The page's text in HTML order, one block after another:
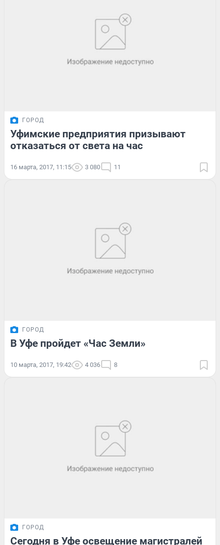
ГОРОД
Уфимские предприятия призывают
отказаться от света на час
16 марта, 2017, 11:15 3 080 11
ГОРОД
В Уфе пройдет «Час Земли»
10 марта, 2017, 19:42 4 036 8
ГОРОД
Сегодня в Уфе освещение магистралей